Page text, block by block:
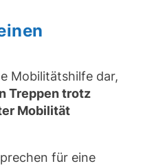
Mobilitätshilfe dar,
Treppen trotz
Mobilität
für eine